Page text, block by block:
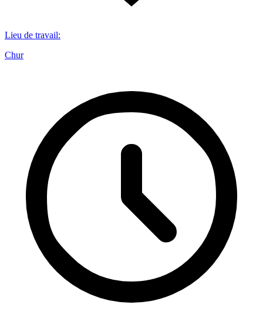
Lieu de travail:
Chur